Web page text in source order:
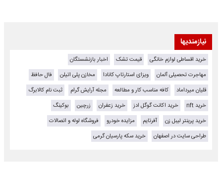
نیازمندیها
خرید اقساطی لوازم خانگی قیمت تشک
اخبار بازنشستگان
مهاجرت تحصیلی آلمان
ویزای استارتاپ کانادا مخازن پلی اتیلن
فال حافظ
قلیان میرداماد
کافه مناسب کار و مطالعه مجله آرایش گرام
ثبت نام کالابرگ
خرید nft
خرید اکانت گوگل ادز خرید زعفران زرچین
بوکینگ
خرید پرینتر لیبل زن
آفرتایم مزایده خودرو
فروشگاه لوله و اتصالات
طراحی سایت در اصفهان
خرید سکه پارسیان گرمی